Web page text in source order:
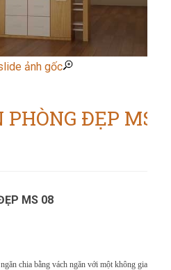
ảnh gốc
ĐẸP MS
MS 08
chia bằng vách ngăn với một không gian